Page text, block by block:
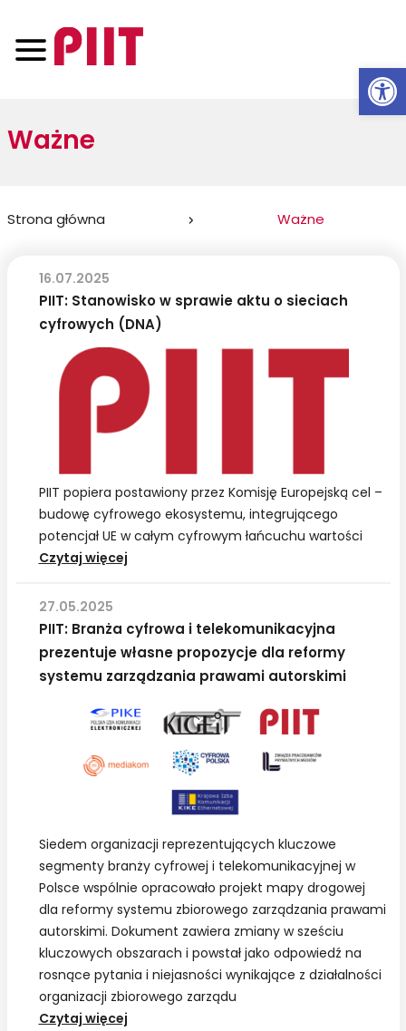
Ważne
Jesteś
Strona główna Ważne
PIIT: Stanowisko w sprawie aktu o sieciach
cyfrowych (DNA)
PIIT popiera postawiony przez Komisję Europejską cel –
budowę cyfrowego ekosystemu, integrującego
potencjał UE w całym cyfrowym łańcuchu wartości
Czytaj więcejPIIT:
sprawie
aktu
sieciach
cyfrowych
(DNA)
16.07.2025
PIIT: Branża cyfrowa i telekomunikacyjna
prezentuje własne propozycje dla reformy
systemu zarządzania prawami autorskimi
Siedem organizacji reprezentujących kluczowe
segmenty branży cyfrowej i telekomunikacyjnej w
Polsce wspólnie opracowało projekt mapy drogowej
dla reformy systemu zbiorowego zarządzania prawami
autorskimi. Dokument zawiera zmiany w sześciu
kluczowych obszarach i powstał jako odpowiedź na
rosnące pytania i niejasności wynikające z działalności
organizacji zbiorowego zarządu
Czytaj więcejPIIT:
27.05.2025